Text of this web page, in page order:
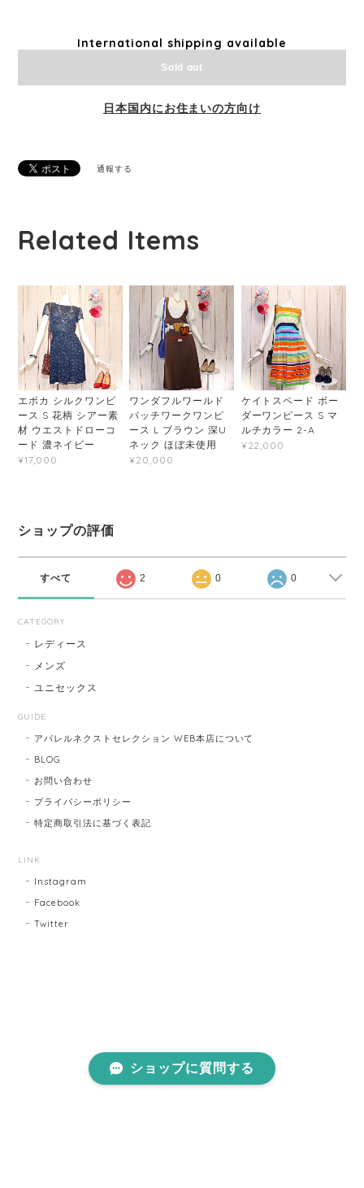
International shipping available
Sold out
日本国内にお住まいの方向け
通報する
Related Items
エポカ シルクワンピ
ース S 花柄 シアー素
材 ウエストドローコ
ード 濃ネイビー
¥17,000
ワンダフルワールド
パッチワークワンピ
ース L ブラウン 深U
ネック ほぼ未使用
¥20,000
ケイトスペード ボー
ダーワンピース S マ
ルチカラー 2-A
¥22,000
ショップの評価
すべて 2 0 0
CATEGORY
レディース
メンズ
ユニセックス
GUIDE
アパレルネクストセレクション WEB本店について
BLOG
お問い合わせ
プライバシーポリシー
特定商取引法に基づく表記
LINK
Instagram
Facebook
Twitter
ショップに質問する